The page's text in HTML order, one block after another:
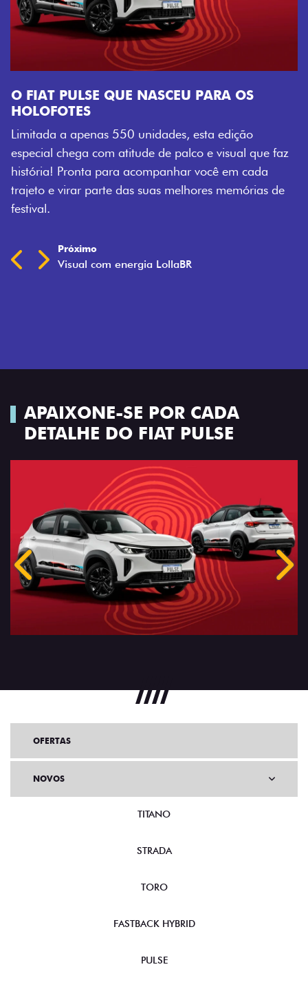
faz
de
APAIXONE-SE POR CADA
DETALHE DO FIAT PULSE
Anterior
OFERTAS
NOVOS
TITANO
STRADA
TORO
FASTBACK HYBRID
PULSE